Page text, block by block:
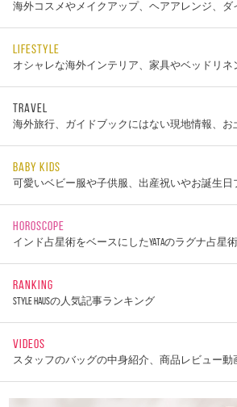
海外コスメやメイクアップ、ヘアアレンジ、ダ
LIFESTYLE
オシャレな海外インテリア、家具やベッドリネ
TRAVEL
海外旅行、ガイドブックにはない現地情報、お
BABY KIDS
可愛いベビー服や子供服、出産祝いやお誕生日
HOROSCOPE
インド占星術をベースにしたYATAのラグナ占星術
RANKING
STYLE HAUSの人気記事ランキング
VIDEOS
スタッフのバッグの中身紹介、商品レビュー動